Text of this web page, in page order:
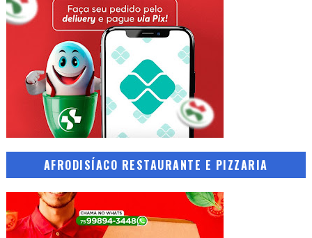
AFRODISÍACO RESTAURANTE E PIZZARIA